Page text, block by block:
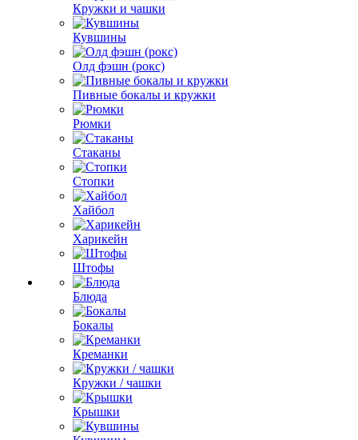
Кружки и чашки
Кувшины
Олд фэшн (рокс)
Пивные бокалы и кружки
Рюмки
Стаканы
Стопки
Хайбол
Харикейн
Штофы
Блюда
Бокалы
Креманки
Кружки / чашки
Крышки